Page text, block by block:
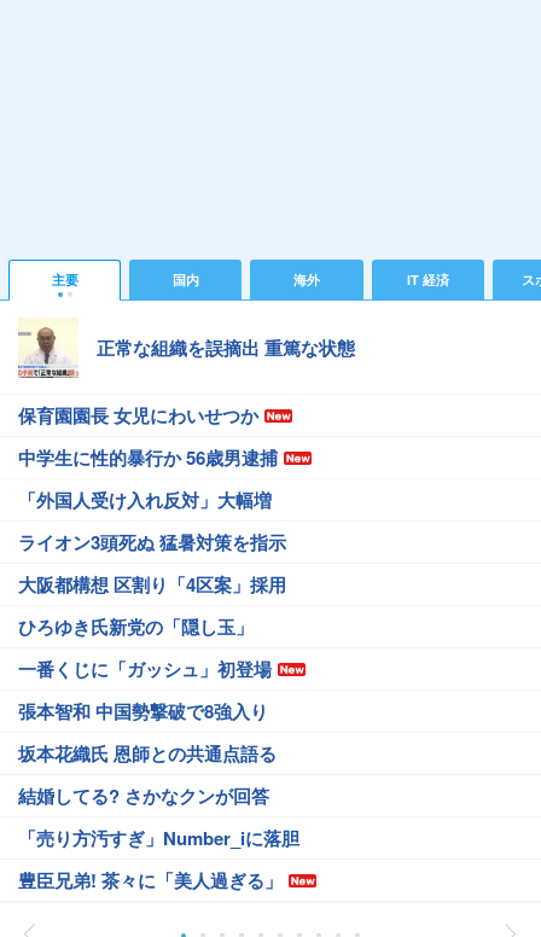
主要 国内 海外 IT 経済 ス
正常な組織を誤摘出 重篤な状態
保育園園長 女児にわいせつか
中学生に性的暴行か 56歳男逮捕
「外国人受け入れ反対」大幅増
ライオン3頭死ぬ 猛暑対策を指示
大阪都構想 区割り「4区案」採用
ひろゆき氏新党の「隠し玉」
一番くじに「ガッシュ」初登場
張本智和 中国勢撃破で8強入り
坂本花織氏 恩師との共通点語る
結婚してる? さかなクンが回答
「売り方汚すぎ」Number_iに落胆
豊臣兄弟! 茶々に「美人過ぎる」